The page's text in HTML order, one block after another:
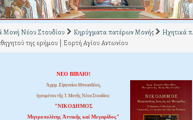
Μονή Νέου Στουδίου Κηρύγματα πατέρων Μονής
Ηχητικά
της ερήμου | Εορτή Αγίου Αντωνίου
ΝΕΟ ΒΙΒΛΙΟ!
Ἀρχιμ. Εἰρηναίου Μπουσδέκη,
ἡγουμένου τῆς Ἱ. Μονῆς Νέου Στουδίου:
"ΝΙΚΟΔΗΜΟΣ
Μητροπολίτης Ἀττικῆς καί Μεγαρίδος"